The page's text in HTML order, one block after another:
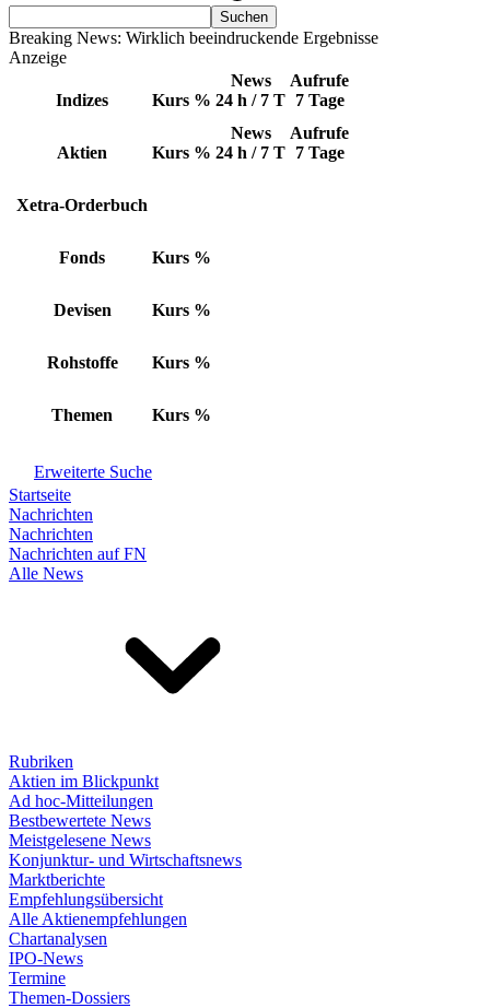
Breaking News: Wirklich beeindruckende Ergebnisse
Anzeige
Indizes Kurs %
News
24 h / 7 T
Aufrufe
7 Tage
Aktien Kurs %
News
24 h / 7 T
Aufrufe
7 Tage
Xetra-Orderbuch
Fonds Kurs %
Devisen Kurs %
Rohstoffe Kurs %
Themen Kurs %
Erweiterte Suche
Startseite
Nachrichten
Nachrichten
Nachrichten auf FN
Alle News
Rubriken
Aktien im Blickpunkt
Ad hoc-Mitteilungen
Bestbewertete News
Meistgelesene News
Konjunktur- und Wirtschaftsnews
Marktberichte
Empfehlungsübersicht
Alle Aktienempfehlungen
Chartanalysen
IPO-News
Termine
Themen-Dossiers